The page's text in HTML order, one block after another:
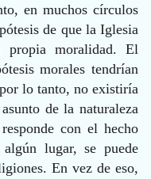
en muchos círculos
de que la Iglesia
moralidad. El
morales tendrían
lo tanto, no existiría
de la naturaleza
con el hecho
lugar, se puede
En vez de eso,